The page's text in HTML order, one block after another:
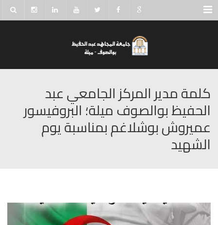
Menu
كلمة مدير المركز الجامعي عبد
الحفيظ بوالصوف ميلة؛ البروفيسور
عميروش بوشلاغم بمناسبة يوم
الشهيد